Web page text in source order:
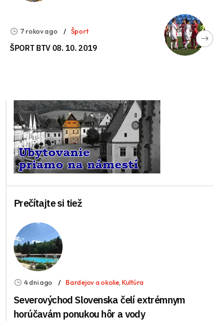
7 rokov ago Šport
ŠPORT BTV 08. 10. 2019
Prečítajte si tiež
4 dni ago Bardejov a okolie, Kultúra
Severovýchod Slovenska čelí extrémnym
horúčavám ponukou hôr a vody